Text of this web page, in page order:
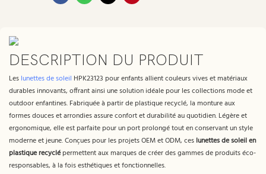
DESCRIPTION DU PRODUIT
Les lunettes de soleil HPK23123 pour enfants allient couleurs vives et matériaux
durables innovants, offrant ainsi une solution idéale pour les collections mode et
outdoor enfantines. Fabriquée à partir de plastique recyclé, la monture aux
formes douces et arrondies assure confort et durabilité au quotidien. Légère et
ergonomique, elle est parfaite pour un port prolongé tout en conservant un style
moderne et jeune. Conçues pour les projets OEM et ODM, ces lunettes de soleil en
plastique recyclépermettent aux marques de créer des gammes de produits éco-
responsables, à la fois esthétiques et fonctionnelles.